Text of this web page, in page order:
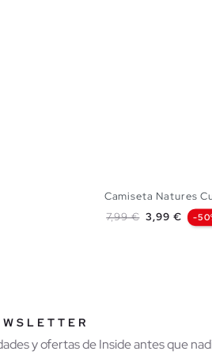
Camiseta Natures
Precio base
7,99 € Precio
3,99 € -
y ofertas de Inside antes que